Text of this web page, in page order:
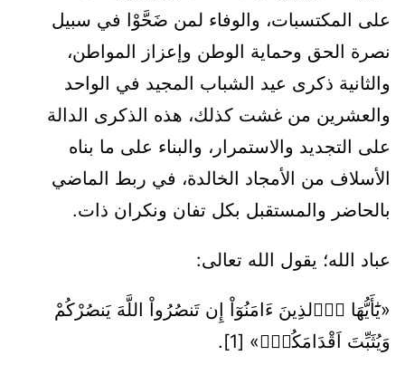
على المكتسبات، والوفاء لمن ضَحَّوْا في سبيل
نصرة الحق وحماية الوطن وإعزاز المواطن،
والثانية ذكرى عيد الشباب المجيد في الواحد
والعشرين من غشت كذلك، هذه الذكرى الدالة
على التجديد والاستمرار، والبناء على ما بناه
الأسلاف من الأمجاد الخالدة، في ربط الماضي
بالحاضر والمستقبل بكل تفان ونكران ذات.
عباد الله؛ يقول الله تعالى:
«يَٰٓأَيُّهَا اَ۬لذِينَ ءَامَنُوٓاْ إِن تَنصُرُواْ اللَّهَ يَنصُرْكُمْ
وَيُثَبِّتَ اَقْدَامَكُمْۖ» [1].